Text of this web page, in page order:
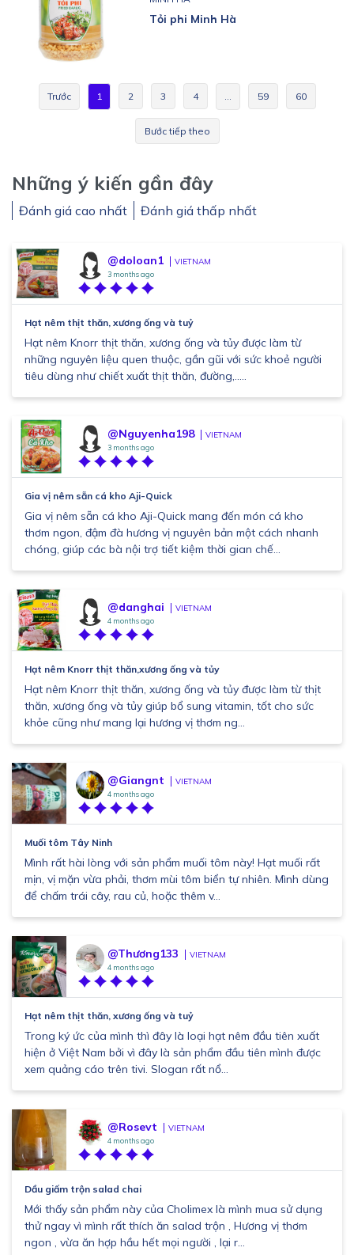
Tỏi phi Minh Hà
Trước 1 2 3 4 … 59 60
Bước tiếp theo
Những ý kiến gần đây
Đánh giá cao nhất Đánh giá thấp nhất
@doloan1 VIETNAM
3 months ago
Hạt nêm thịt thăn, xương ống và tuỷ
Hạt nêm Knorr thịt thăn, xương ống và tủy được làm từ
những nguyên liệu quen thuộc, gần gũi với sức khoẻ người
tiêu dùng như chiết xuất thịt thăn, đường,.....
@Nguyenha198 VIETNAM
3 months ago
Gia vị nêm sẵn cá kho Aji-Quick
Gia vị nêm sẵn cá kho Aji-Quick mang đến món cá kho
thơm ngon, đậm đà hương vị nguyên bản một cách nhanh
chóng, giúp các bà nội trợ tiết kiệm thời gian chế...
@danghai VIETNAM
4 months ago
Hạt nêm Knorr thịt thăn,xương ống và tủy
Hạt nêm Knorr thịt thăn, xương ống và tủy được làm từ thịt
thăn, xương ống và tủy giúp bổ sung vitamin, tốt cho sức
khỏe cũng như mang lại hương vị thơm ng...
@Giangnt VIETNAM
4 months ago
Muối tôm Tây Ninh
Mình rất hài lòng với sản phẩm muối tôm này! Hạt muối rất
mịn, vị mặn vừa phải, thơm mùi tôm biển tự nhiên. Mình dùng
để chấm trái cây, rau củ, hoặc thêm v...
@Thương133 VIETNAM
4 months ago
Hạt nêm thịt thăn, xương ống và tuỷ
Trong ký ức của mình thì đây là loại hạt nêm đầu tiên xuất
hiện ở Việt Nam bởi vì đây là sản phẩm đầu tiên mình được
xem quảng cáo trên tivi. Slogan rất nổ...
@Rosevt VIETNAM
4 months ago
Dầu giấm trộn salad chai
Mới thấy sản phẩm này của Cholimex là mình mua sử dụng
thử ngay vì mình rất thích ăn salad trộn , Hương vị thơm
ngon , vừa ăn hợp hầu hết mọi người , lại r...